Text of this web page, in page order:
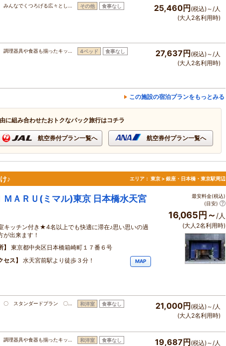
みんなでくつろげる広々とし… その他 食事なし 25,460円 (税込)～/人
(大人2名利用時)
調理器具や食器も揃ったキッ… 4ベッド 食事なし 27,637円 (税込)～/人
(大人2名利用時)
この施設の宿泊プランをもっとみる
に組み合わせたおトクなパック旅行はコチラ
航空券付プラン一覧へ 航空券付プラン一覧へ
♪ エリア： 東京 > 銀座・日本橋・東京駅周辺
ＭＡＲＵ(ミマル)東京 日本橋水天宮
キッチン付き★4名以上でも快適に滞在♪思い思いの過
が出来ます！
東京都中央区日本橋箱崎町１７番６号
セス
水天宮前駅より徒歩３分！ MAP
最安料金(税込)
(目安)
16,065円～ /人
(大人2名利用時)
〇 スタンダードプラン 〇… 和洋室 食事なし 21,000円(税込)～/人
(大人2名利用時)
調理器具や食器も揃ったキッ… 和洋室 食事なし 19,687円(税込)～/人